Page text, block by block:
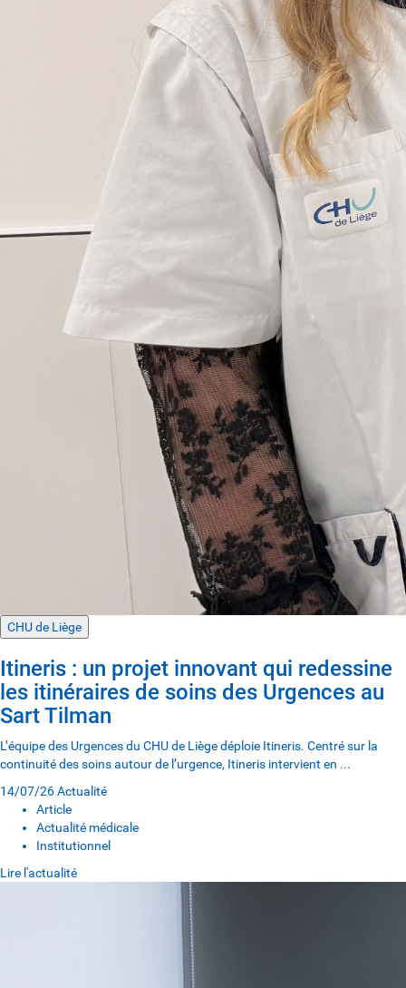
CHU de Liège
Itineris : un projet innovant qui redessine
les itinéraires de soins des Urgences au
Sart Tilman
L’équipe des Urgences du CHU de Liège déploie Itineris. Centré sur la
continuité des soins autour de l’urgence, Itineris intervient en ...
14/07/26Actualité
Article
Actualité médicale
Institutionnel
Lire l'actualité